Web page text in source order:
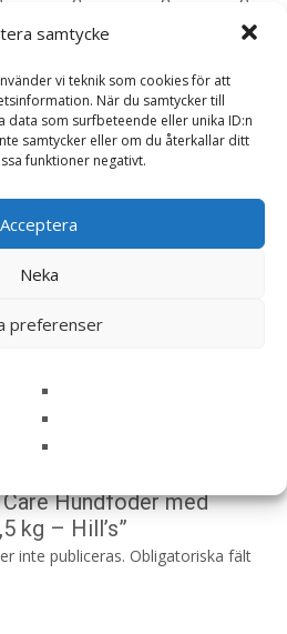
samtycke
vi teknik som cookies för att
När du samtycker till
data som surfbeteende eller unika ID:n
samtycker eller om du återkallar ditt
funktioner negativt.
Acceptera
Neka
preferenser
Djurtyp,Hund,
Etikett:Hills
Hundfoder med
kg – Hill’s”
inte publiceras. Obligatoriska fält